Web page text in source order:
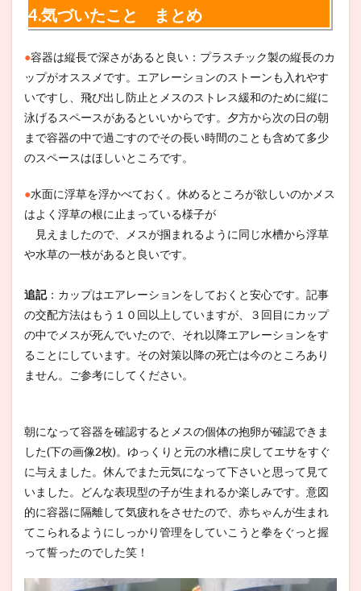
4.気づいたこと まとめ
●容器は縦長で深さがあると良い：プラスチック製の縦長のカ
ップがオススメです。エアレーションのストーンも入れやす
いですし、飛び出し防止とメスのストレス緩和のために縦に
泳げるスペースがあるといいからです。夕方から次の日の朝
まで容器の中で過ごすのでその長い時間のことも含めて多少
のスペースはほしいところです。
●水面に浮草を浮かべておく。休めるところが欲しいのかメス
はよく浮草の根に止まっている様子が
見えましたので、メスが掴まれるように同じ水槽から浮草
や水草の一枝があると良いです。
追記：カップはエアレーションをしておくと安心です。記事
の交配方法はもう１０回以上していますが、３回目にカップ
の中でメスが死んでいたので、それ以降エアレーションをす
ることにしています。その対策以降の死亡は今のところあり
ません。ご参考にしてください。
朝になって容器を確認するとメスの個体の抱卵が確認できま
した(下の画像2枚)。ゆっくりと元の水槽に戻してエサをすぐ
に与えました。休んでまた元気になって下さいと思って見て
いました。どんな表現型の子が生まれるか楽しみです。意図
的に容器に隔離して気疲れをさせたので、赤ちゃんが生まれ
てこられるようにしっかり管理をしていこうと拳をぐっと握
って誓ったのでした笑！